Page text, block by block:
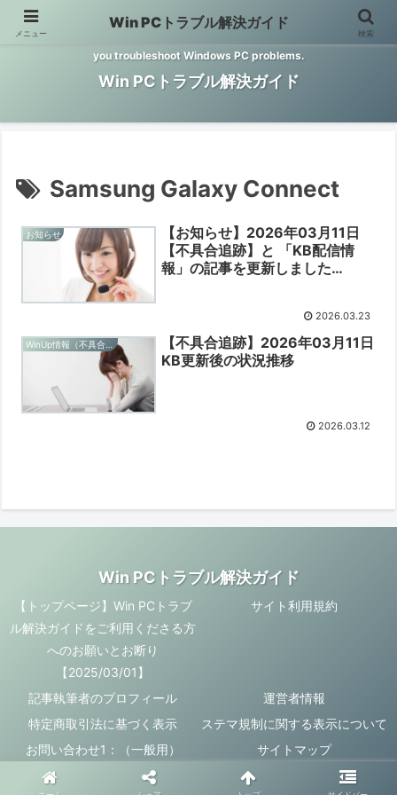
Windows PCのトラブル解決をお手伝いするサイトです。 This site helps
you troubleshoot Windows PC problems.
Win PCトラブル解決ガイド
Samsung Galaxy Connect
お知らせ
【お知らせ】2026年03月11日
【不具合追跡】と 「KB配信情
報」の記事を更新しました
2026.03.23
【不具合追跡】2026年03月11日
KB更新後の状況推移
2026.03.12
Win PCトラブル解決ガイド
【トップページ】Win PCトラブ
ル解決ガイドをご利用くださる方
へのお願いとお断り
【2025/03/01】
サイト利用規約
記事執筆者のプロフィール
運営者情報
特定商取引法に基づく表示
ステマ規制に関する表示について
お問い合わせ1：（一般用）
サイトマップ
© 2025 Win PCトラブル解決ガイド.
メニュー
Win PCトラブル解決ガイド
検索